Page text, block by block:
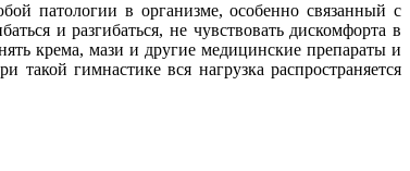
патологии в организме, особенно связанный с
и разгибаться, не чувствовать дискомфорта в
крема, мази и другие медицинские препараты и
гимнастике вся нагрузка распространяется